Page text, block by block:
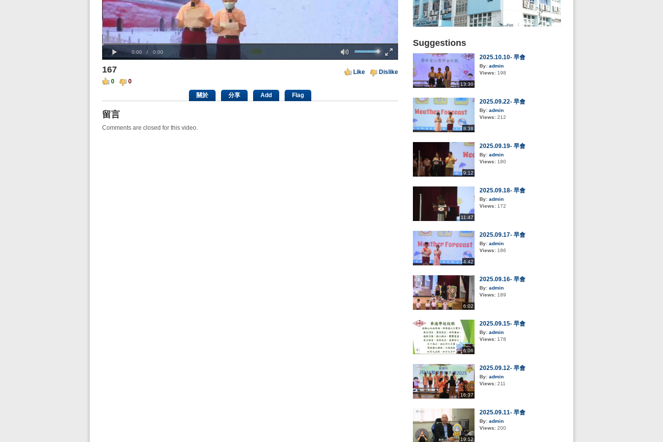
Current
0:00 / Duration
0:00
Loaded: 0%
Progress:
0%
00:00
00:00
167
0 0
Like Dislike
關於 分享 Add Flag
留言
Comments are closed for this video.
Suggestions
13:30
2025.10.10- 早會
By: admin
Views: 198
8:38
2025.09.22- 早會
By: admin
Views: 212
9:12
2025.09.19- 早會
By: admin
Views: 180
11:47
2025.09.18- 早會
By: admin
Views: 172
4:42
2025.09.17- 早會
By: admin
Views: 186
6:02
2025.09.16- 早會
By: admin
Views: 189
6:06
2025.09.15- 早會
By: admin
Views: 178
16:37
2025.09.12- 早會
By: admin
Views: 211
19:12
2025.09.11- 早會
By: admin
Views: 200